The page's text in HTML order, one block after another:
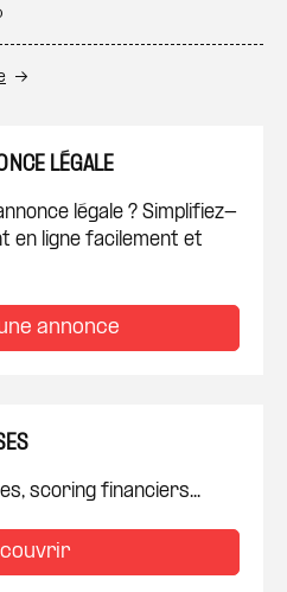
LÉGALE
légale ? Simplifiez-
en ligne facilement et
annonce
scoring financiers...